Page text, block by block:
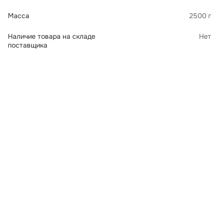
Масса 2500 г
Наличие товара на складе
поставщика
Нет